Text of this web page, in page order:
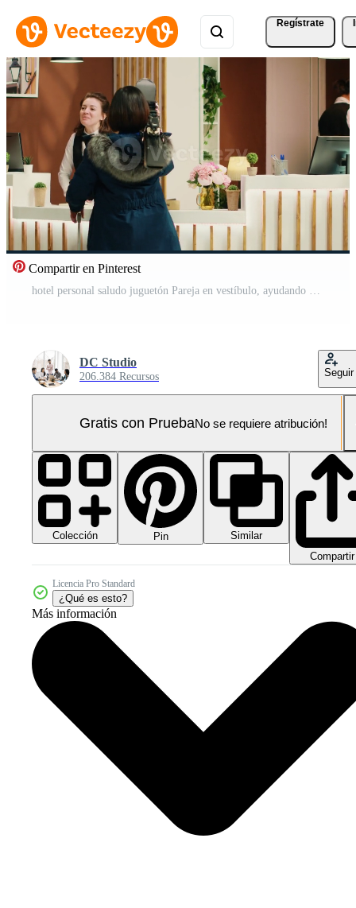
Regístrate
Compartir en Pinterest
hotel personal saludo juguetón Pareja en vestíbulo, ayudando con invierno deporte engranaje usado para esquiar o Snowboarding. empleados acogedor invitados a esquí recurso recepción, hablando acerca de corredizo actividad. Vídeo Pro
DC Studio
206.384 Recursos Seguir
Gratis con PruebaNo se requiere atribución!
Colección Pin
Similar
Compartir
Licencia Pro Standard
¿Qué es esto?
Más información